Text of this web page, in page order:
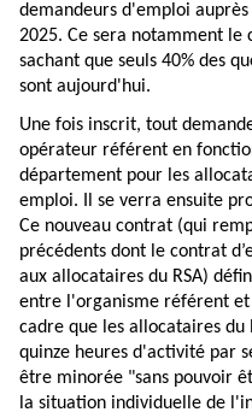
demandeurs d'emploi
2025. Ce sera notamment le
sachant que seuls 40% des
sont aujourd'hui.
Une fois inscrit, tout
opérateur référent en
département pour les
emploi. Il se verra ensuite
Ce nouveau contrat (qui
précédents dont le contrat
aux allocataires du RSA)
entre l'organisme référent et
cadre que les allocataires du
quinze heures d'activité par
être minorée "sans pouvoir
la situation individuelle de